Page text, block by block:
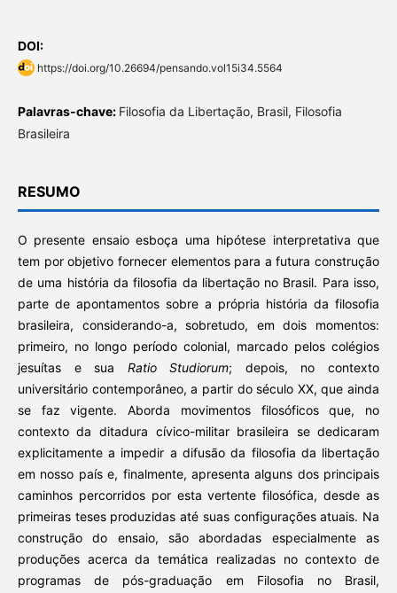
DOI:
https://doi.org/10.26694/pensando.vol15i34.5564
Palavras-chave: Filosofia da Libertação, Brasil, Filosofia
Brasileira
RESUMO
O presente ensaio esboça uma hipótese interpretativa que
tem por objetivo fornecer elementos para a futura construção
de uma história da filosofia da libertação no Brasil. Para isso,
parte de apontamentos sobre a própria história da filosofia
brasileira, considerando-a, sobretudo, em dois momentos:
primeiro, no longo período colonial, marcado pelos colégios
jesuítas e sua Ratio Studiorum; depois, no contexto
universitário contemporâneo, a partir do século XX, que ainda
se faz vigente. Aborda movimentos filosóficos que, no
contexto da ditadura cívico-militar brasileira se dedicaram
explicitamente a impedir a difusão da filosofia da libertação
em nosso país e, finalmente, apresenta alguns dos principais
caminhos percorridos por esta vertente filosófica, desde as
primeiras teses produzidas até suas configurações atuais. Na
construção do ensaio, são abordadas especialmente as
produções acerca da temática realizadas no contexto de
programas de pós-graduação em Filosofia no Brasil,